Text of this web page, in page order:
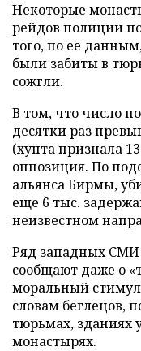
Некоторые
рейдов полиции
того, по ее
были забиты в
сожгли.
В том, что число
десятки раз
(хунта признала
оппозиция. По
альянса Бирмы,
еще 6 тыс.
неизвестном
Ряд западных СМИ
сообщают даже о
моральный
словам беглецов,
тюрьмах, зданиях
монастырях.